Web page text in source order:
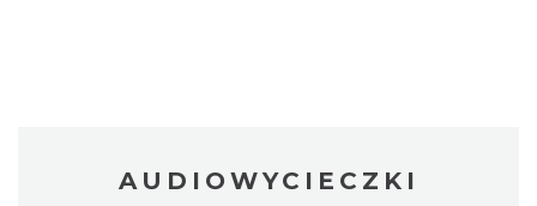
AUDIOWYCIECZKI